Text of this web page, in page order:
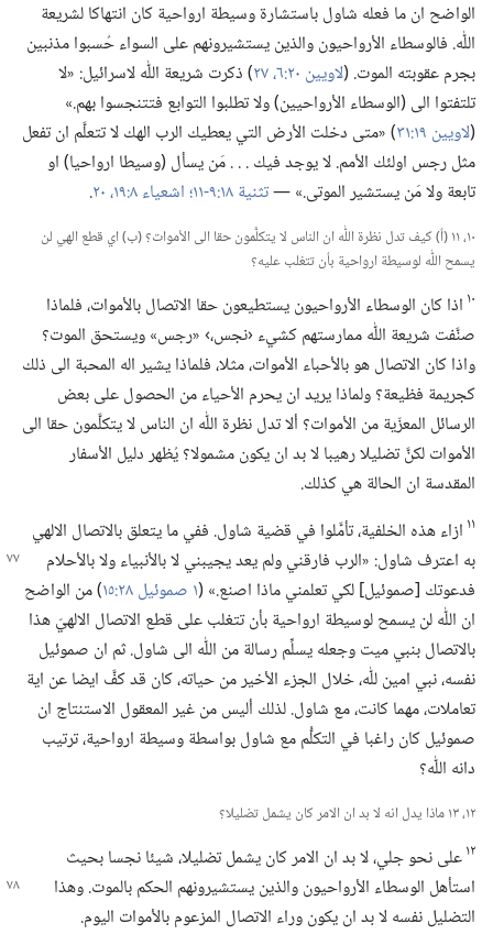
الواضح ان ما فعله شاول باستشارة وسيطة ارواحية كان انتهاكا لشريعة
اللّٰه.‏ فالوسطاء الأرواحيون والذين يستشيرونهم على السواء حُسبوا مذنبين
بجرم عقوبته الموت.‏ (‏لاويين ٢٠:‏​٦،‏
‏)‏ ذكرت شريعة اللّٰه لاسرائيل:‏ «لا
تلتفتوا الى (‏الوسطاء الأرواحيين)‏ ولا تطلبوا التوابع فتتنجسوا بهم.‏»
(‏لاويين ١٩:‏٣١
‏)‏ «متى دخلت الأرض التي يعطيك الرب الهك لا تتعلَّم ان تفعل
مثل رجس اولئك الأمم.‏ لا يوجد فيك .‏ .‏ .‏ مَن يسأل (‏وسيطا ارواحيا)‏ او
تابعة ولا مَن يستشير الموتى.‏» —‏تثنية ١٨:‏​٩-‏١١؛‏ اشعياء ٨:‏​١٩،‏ ٢٠ ‏.‏
١٠،‏ ١١ (‏أ)‏ كيف تدل نظرة اللّٰه ان الناس لا يتكلَّمون حقا الى الأموات؟‏ (‏ب)‏ اي قطع الهي لن
يسمح اللّٰه لوسيطة ارواحية بأن تتغلب عليه؟‏
١٠ اذا كان الوسطاء الأرواحيون يستطيعون حقا الاتصال بالأموات،‏ فلماذا
صنَّفت شريعة اللّٰه ممارستهم كشيء ‹نجس،‏› «رجس» ويستحق الموت؟‏
واذا كان الاتصال هو بالأحباء الأموات،‏ مثلا،‏ فلماذا يشير اله المحبة الى ذلك
كجريمة فظيعة؟‏ ولماذا يريد ان يحرم الأحياء من الحصول على بعض
الرسائل المعزّية من الأموات؟‏ ألا تدل نظرة اللّٰه ان الناس لا يتكلَّمون حقا الى
الأموات لكنَّ تضليلا رهيبا لا بد ان يكون مشمولا؟‏ يُظهر دليل الأسفار
المقدسة ان الحالة هي كذلك.‏
١١ ازاء هذه الخلفية،‏ تأمَّلوا في قضية شاول.‏ ففي ما يتعلق بالاتصال الالهي
به اعترف شاول:‏ «الرب فارقني ولم يعد يجيبنيلا بالأنبياء ولا بالأحلام
فدعوتك [صموئيل] لكي تعلمني ماذا اصنع.‏» (‏١ صموئيل ٢٨:‏١٥
‏)‏ من الواضح
ان اللّٰه لن يسمح لوسيطة ارواحية بأن تتغلب على قطع الاتصال الالهيّ هذا
بالاتصال بنبي ميت وجعله يسلِّم رسالة من اللّٰه الى شاول.‏ ثم ان صموئيل
نفسه،‏ نبي امين للّٰه،‏ خلال الجزء الأخير من حياته،‏ كان قد كفَّ ايضا عن اية
تعاملات،‏ مهما كانت،‏ مع شاول.‏ لذلك أليس من غير المعقول الاستنتاج ان
صموئيل كان راغبا في التكلُّم مع شاول بواسطة وسيطة ارواحية،‏ ترتيب
دانه اللّٰه؟‏
١٢،‏ ١٣ ماذا يدل انه لا بد ان الامر كان يشمل تضليلا؟‏
١٢على نحو جلي،‏ لا بد ان الامر كان يشمل تضليلا،‏ شيئا نجسا بحيث
استأهل الوسطاء الأرواحيون والذين يستشيرونهم الحكم بالموت.‏وهذا
التضليل نفسه لا بد ان يكون وراء الاتصال المزعوم بالأموات اليوم.‏